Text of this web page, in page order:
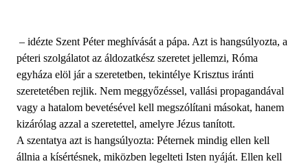
– idézte Szent Péter meghívását a pápa. Azt is hangsúlyozta, a
péteri szolgálatot az áldozatkész szeretet jellemzi, Róma
egyháza elöl jár a szeretetben, tekintélye Krisztus iránti
szeretetében rejlik. Nem meggyőzéssel, vallási propagandával
vagy a hatalom bevetésével kell megszólítani másokat, hanem
kizárólag azzal a szeretettel, amelyre Jézus tanított.
A szentatya azt is hangsúlyozta: Péternek mindig ellen kell
állnia a kísértésnek, miközben legelteti Isten nyáját. Ellen kell